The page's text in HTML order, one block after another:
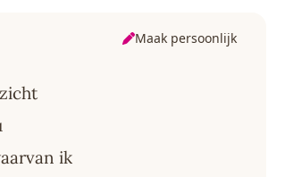
Maak persoonlijk
ik